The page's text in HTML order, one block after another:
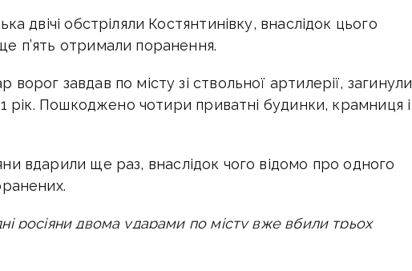
двічі обстріляли Костянтинівку, внаслідок цього
п’ять отримали поранення.
завдав по місту зі ствольної артилерії, загинули
рік. Пошкоджено чотири приватні будинки, крамниця і
вдарили ще раз, внаслідок чого відомо про одного
росіяни двома ударами по місту вже вбили трьох